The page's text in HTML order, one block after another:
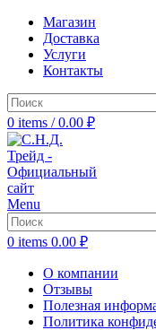
Магазин
Доставка
Услуги
Контакты
0 items / 0.00 ₽
Menu
0 items 0.00 ₽
О компании
Отзывы
Полезная
Политика